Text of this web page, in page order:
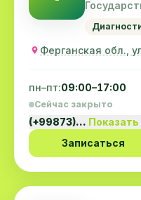
Ферганская обл.,
пн–пт:09:00–17:00
Сейчас закрыто
(+99873)…
Записаться